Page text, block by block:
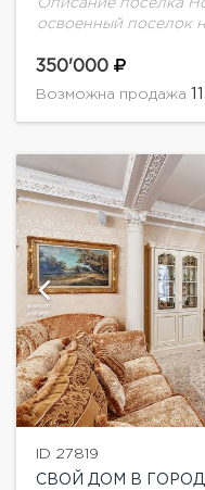
Описание посёлка
освоенный поселок
поселка расположен
рестораны,
350'000
Возможна продажа
ID 27819
СВОЙ ДОМ В